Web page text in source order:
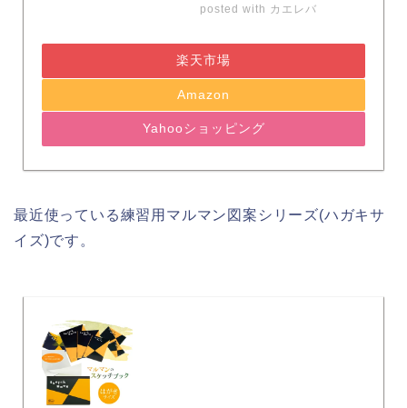
posted with カエレバ
楽天市場
Amazon
Yahooショッピング
最近使っている練習用マルマン図案シリーズ(ハガキサ
イズ)です。